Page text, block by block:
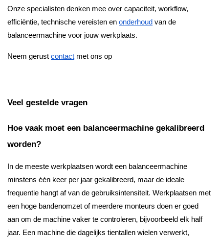
Onze specialisten denken mee over capaciteit, workflow,
efficiëntie, technische vereisten en onderhoud van de
balanceermachine voor jouw werkplaats.
Neem gerust contact met ons op
Veel gestelde vragen
Hoe vaak moet een balanceermachine gekalibreerd
worden?
In de meeste werkplaatsen wordt een balanceermachine
minstens één keer per jaar gekalibreerd, maar de ideale
frequentie hangt af van de gebruiksintensiteit. Werkplaatsen met
een hoge bandenomzet of meerdere monteurs doen er goed
aan om de machine vaker te controleren, bijvoorbeeld elk half
jaar. Een machine die dagelijks tientallen wielen verwerkt,